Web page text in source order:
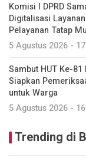
Komisi I DPRD
Digitalisasi
Pelayanan Tatap
5 Agustus 2026 -
Sambut HUT Ke-81
Siapkan
untuk Warga
5 Agustus 2026 -
Trending di